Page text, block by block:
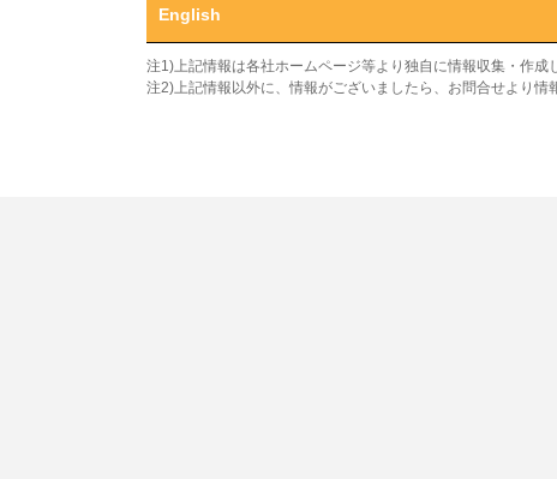
English
注1)上記情報は各社ホームページ等より独自に情報収集・作成
注2)上記情報以外に、情報がございましたら、お問合せより情